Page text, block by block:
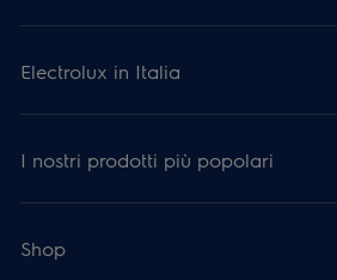
Electrolux in Italia
I nostri prodotti più popolari
Shop